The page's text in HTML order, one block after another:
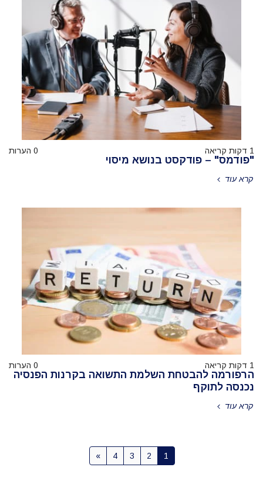
1 דקות קריאה 0 הערות
"פודמס" – פודקסט בנושא מיסוי
קרא עוד
1 דקות קריאה 0 הערות
הרפורמה להבטחת השלמת התשואה בקרנות הפנסיה
נכנסה לתוקף
קרא עוד
1
2
3
4
»